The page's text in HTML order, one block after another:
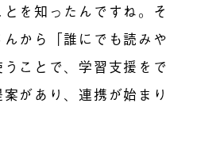
を知ったんですね。そ
から「誰にでも読みや
ことで、学習支援をで
があり、連携が始まり